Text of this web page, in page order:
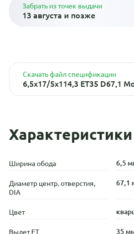
Забрать из точек выдачи
13 августа и позже
Скачать файл спецификации
6,5x17/5x114,3 ET35 D67,1
Характеристики
Ширина обода 6,5
Диаметр центр. отверстия,
DIA
67,1
Цвет
Вылет ET 35